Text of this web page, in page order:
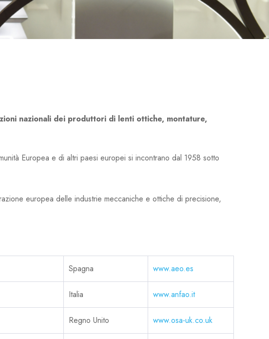
nazionali dei produttori di lenti ottiche, montature,
Europea e di altri paesi europei si incontrano dal 1958 sotto
europea delle industrie meccaniche e ottiche di precisione,
Spagna www.aeo.es
Italia www.anfao.it
Regno Unito www.osa-uk.co.uk